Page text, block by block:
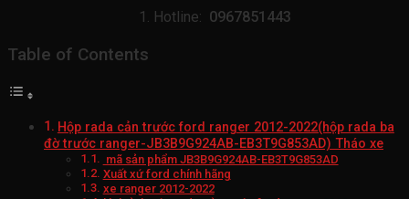
Hotline: 0967851443
Table of Contents
Hộp rada cản trước ford ranger 2012-2022(hộp rada ba
đờ trước ranger-JB3B9G924AB-EB3T9G853AD) Tháo xe
mã sản phẩm JB3B9G924AB-EB3T9G853AD
Xuất xứ ford chính hãng
xe ranger 2012-2022